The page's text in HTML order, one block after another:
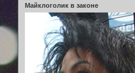
Майклоголик в законе